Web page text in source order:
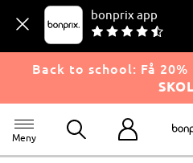
bonprix app
Back to school: Få
Meny